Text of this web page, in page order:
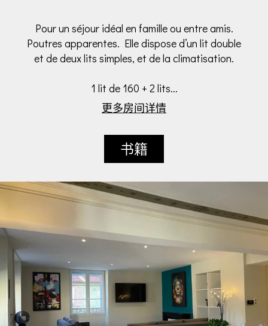
Pour un séjour idéal en famille ou entre amis.
Poutres apparentes. Elle dispose d’un lit double
et de deux lits simples, et de la climatisation.
1 lit de 160 + 2 lits...
更多房间详情
书籍